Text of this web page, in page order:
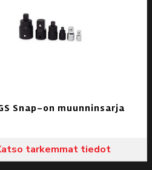
Snap-on muunninsarja
tarkemmat tiedot